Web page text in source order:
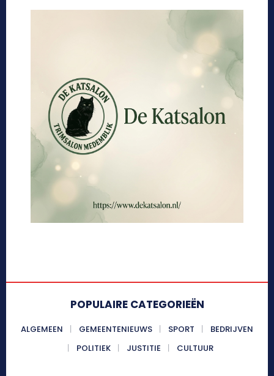
POPULAIRE CATEGORIEËN
ALGEMEEN GEMEENTENIEUWS SPORT
BEDRIJVEN
POLITIEK
JUSTITIE CULTUUR